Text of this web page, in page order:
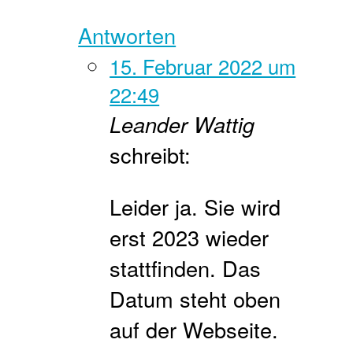
Antworten
15. Februar 2022 um
22:49
Leander Wattig
schreibt:
Leider ja. Sie wird
erst 2023 wieder
stattfinden. Das
Datum steht oben
auf der Webseite.